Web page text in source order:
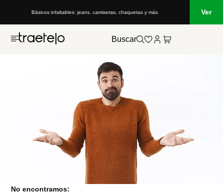
Básicos infaltables: jeans, camisetas, chaquetas y más Ver
Buscar
No encontramos: